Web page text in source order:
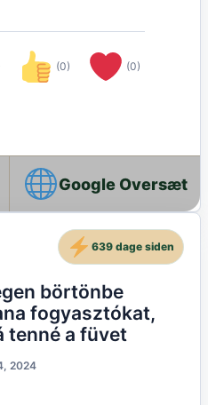
(0) (0)
Google Oversæt
börtönbe
fogyasztókat,
tenné a füvet
2024
639 dage siden